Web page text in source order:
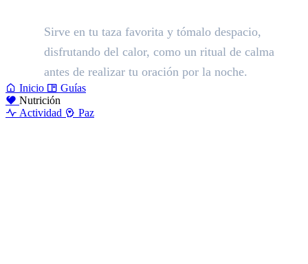
Sirve en tu taza favorita y tómalo despacio,
disfrutando del calor, como un ritual de calma
antes de realizar tu oración por la noche.
Inicio
Guías
Nutrición
Actividad
Paz